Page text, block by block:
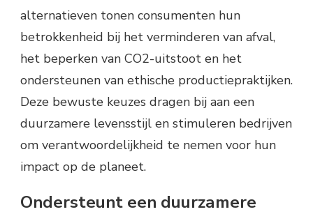
alternatieven tonen consumenten hun
betrokkenheid bij het verminderen van afval,
het beperken van CO2-uitstoot en het
ondersteunen van ethische productiepraktijken.
Deze bewuste keuzes dragen bij aan een
duurzamere levensstijl en stimuleren bedrijven
om verantwoordelijkheid te nemen voor hun
impact op de planeet.
Ondersteunt een duurzamere